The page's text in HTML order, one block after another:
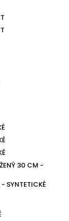
30 CM -
SYNTETICKÉ